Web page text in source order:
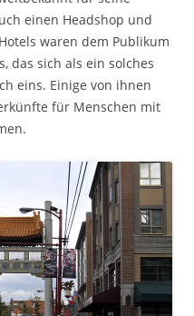
einen Headshop und
waren dem Publikum
das sich als ein solches
eins. Einige von ihnen
für Menschen mit